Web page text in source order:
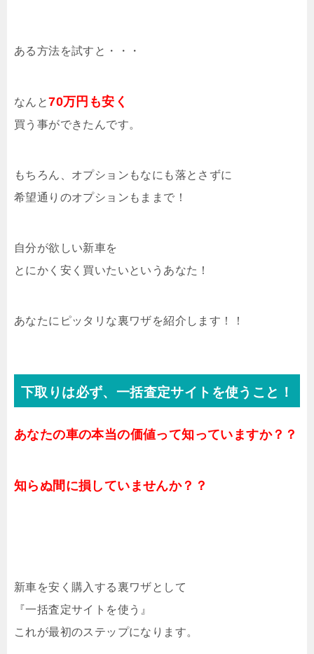
ある方法を試すと・・・
なんと70万円も安く
買う事ができたんです。
もちろん、オプションもなにも落とさずに
希望通りのオプションもままで！
自分が欲しい新車を
とにかく安く買いたいというあなた！
あなたにピッタリな裏ワザを紹介します！！
下取りは必ず、一括査定サイトを使うこと！
あなたの車の本当の価値って知っていますか？？
知らぬ間に損していませんか？？
新車を安く購入する裏ワザとして
『一括査定サイトを使う』
これが最初のステップになります。